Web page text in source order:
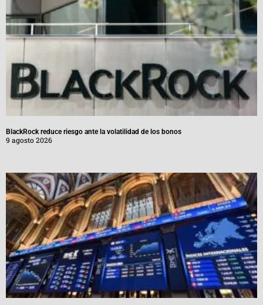
BlackRock reduce riesgo ante la volatilidad de los bonos
9 agosto 2026